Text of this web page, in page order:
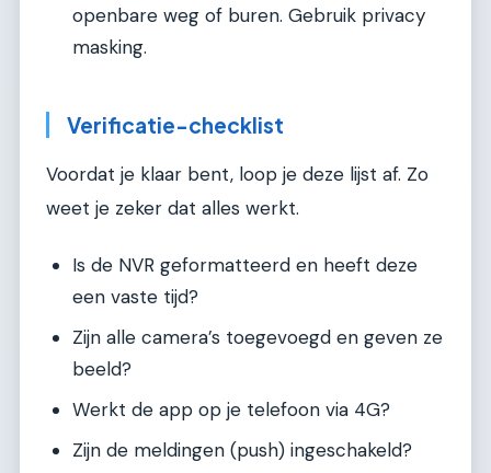
openbare weg of buren. Gebruik privacy
masking.
Verificatie-checklist
Voordat je klaar bent, loop je deze lijst af. Zo
weet je zeker dat alles werkt.
Is de NVR geformatteerd en heeft deze
een vaste tijd?
Zijn alle camera’s toegevoegd en geven ze
beeld?
Werkt de app op je telefoon via 4G?
Zijn de meldingen (push) ingeschakeld?